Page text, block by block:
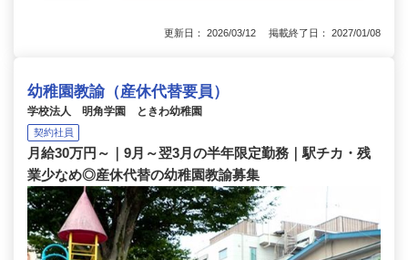
更新日： 2026/03/12 掲載終了日： 2027/01/08
幼稚園教諭（産休代替要員）
学校法人 明角学園 ときわ幼稚園
契約社員
月給30万円～｜9月～翌3月の半年限定勤務｜駅チカ・残
業少なめ◎産休代替の幼稚園教諭募集